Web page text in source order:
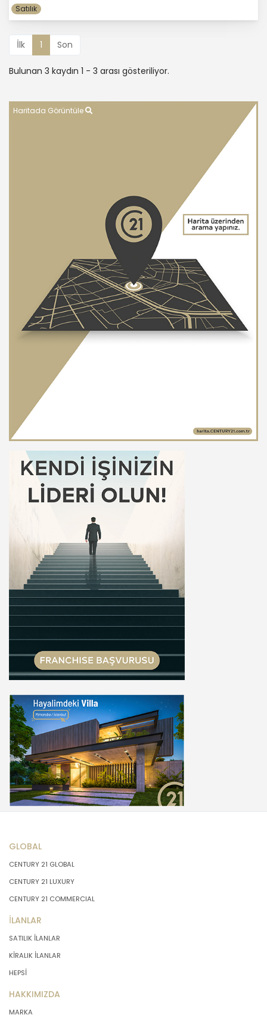
Satılık
İlk 1 Son
Bulunan 3 kaydın 1 - 3 arası gösteriliyor.
Haritada Görüntüle
GLOBAL
CENTURY 21 GLOBAL
CENTURY 21 LUXURY
CENTURY 21 COMMERCIAL
İLANLAR
SATILIK İLANLAR
KİRALIK İLANLAR
HEPSİ
HAKKIMIZDA
MARKA